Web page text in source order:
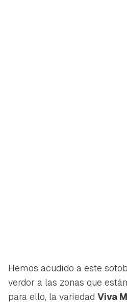
Hemos acudido a este
verdor a las zonas que
para ello, la variedad Viva